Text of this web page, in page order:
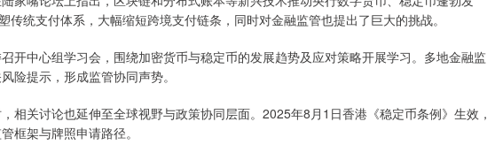
传统支付体系，大幅缩短跨境支付链条，同时对金融监管也提出了巨大的挑战。
开中心组学习会，围绕加密货币与稳定币的发展趋势及应对策略开展学习。多地金融监
险提示，形成监管协同声势。
相关讨论也延伸至全球视野与政策协同层面。2025年8月1日香港《稳定币条例》生效，
框架与牌照申请路径。